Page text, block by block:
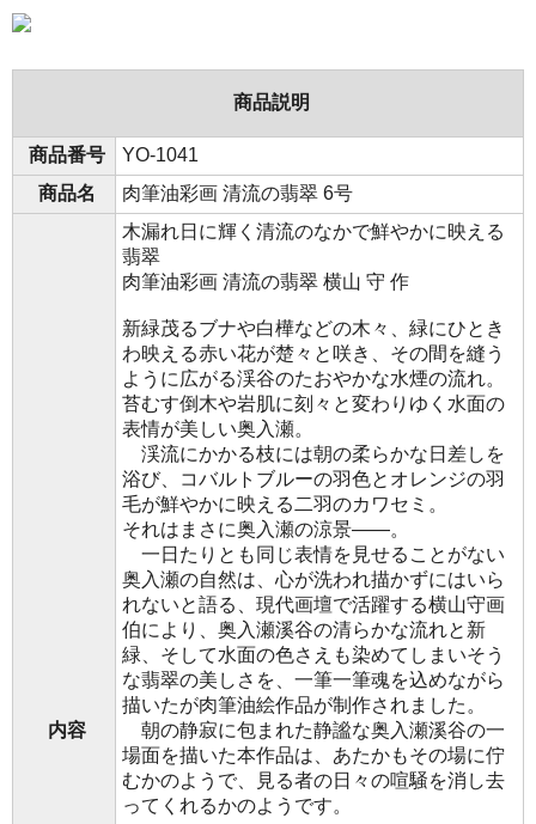
商品説明
商品番号
YO-1041
商品名
肉筆油彩画 清流の翡翠 6号
内容
木漏れ日に輝く清流のなかで鮮やかに映える
翡翠
肉筆油彩画 清流の翡翠 横山 守 作
新緑茂るブナや白樺などの木々、緑にひとき
わ映える赤い花が楚々と咲き、その間を縫う
ように広がる渓谷のたおやかな水煙の流れ。
苔むす倒木や岩肌に刻々と変わりゆく水面の
表情が美しい奥入瀬。
渓流にかかる枝には朝の柔らかな日差しを
浴び、コバルトブルーの羽色とオレンジの羽
毛が鮮やかに映える二羽のカワセミ。
それはまさに奥入瀬の涼景――。
一日たりとも同じ表情を見せることがない
奥入瀬の自然は、心が洗われ描かずにはいら
れないと語る、現代画壇で活躍する横山守画
伯により、奥入瀬溪谷の清らかな流れと新
緑、そして水面の色さえも染めてしまいそう
な翡翠の美しさを、一筆一筆魂を込めながら
描いたが肉筆油絵作品が制作されました。
朝の静寂に包まれた静謐な奥入瀬溪谷の一
場面を描いた本作品は、あたかもその場に佇
むかのようで、見る者の日々の喧騒を消し去
ってくれるかのようです。